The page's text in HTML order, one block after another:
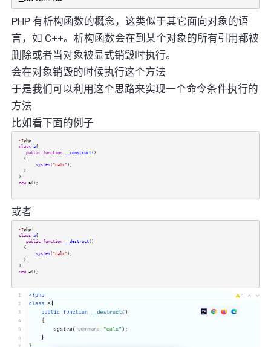
PHP 有析构函数的概念，这类似于其它面向对象的语
言，如 C++。析构函数会在到某个对象的所有引用都被
删除或者当对象被显式销毁时执行。
会在对象销毁的时候执行这个方法
于是我们可以利用这个思路来实现一个命令条件执行的
方法
比如看下面的例子
<?php
class a{
public function __construct()
{
system( "calc" );
}
}
new a();
或者
<?php
class a{
public function __destruct()
{
system( "calc" );
}
}
new a();